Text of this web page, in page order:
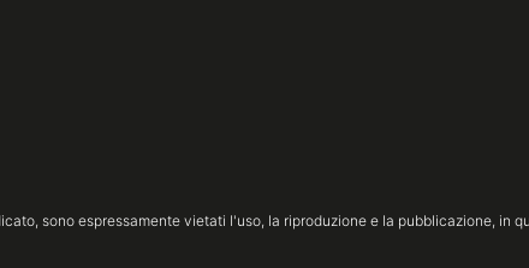
sono espressamente vietati l'uso, la riproduzione e la pubblicazione, in